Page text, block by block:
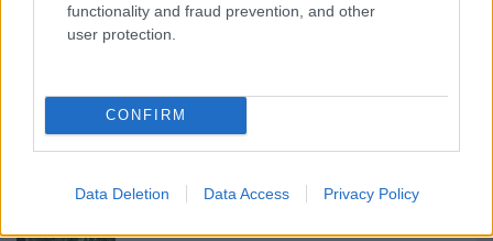
functionality and fraud prevention, and other
user protection.
CONFIRM
Data Deletion Data Access Privacy Policy
Ajánlott bejegyzések: